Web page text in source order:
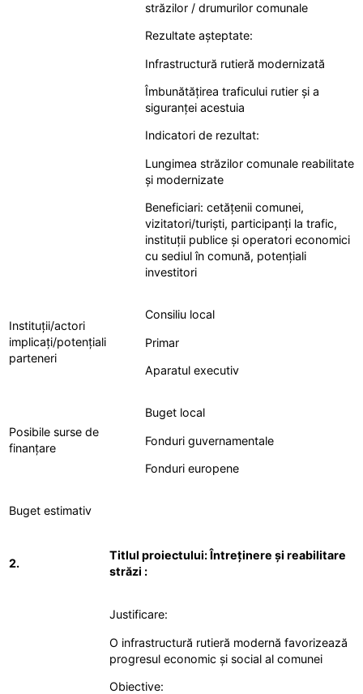
străzilor / drumurilor comunale
Rezultate așteptate:
Infrastructură rutieră modernizată
Îmbunătățirea traficului rutier și a
siguranței acestuia
Indicatori de rezultat:
Lungimea străzilor comunale reabilitate
și modernizate
Beneficiari: cetățenii comunei,
vizitatori/turiști, participanți la trafic,
instituții publice și operatori economici
cu sediul în comună, potențiali
investitori
Instituții/actori
implicați/potențiali
parteneri
Consiliu local
Primar
Aparatul executiv
Posibile surse de
finanțare
Buget local
Fonduri guvernamentale
Fonduri europene
Buget estimativ
2.
Titlul proiectului: Întreținere și reabilitare
străzi :
Justificare:
O infrastructură rutieră modernă favorizează
progresul economic și social al comunei
Obiective: